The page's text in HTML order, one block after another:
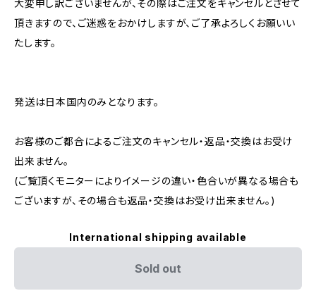
大変申し訳ございませんが、その際はご注文をキャンセルとさせて
頂きますので、ご迷惑をおかけしますが、ご了承よろしくお願いい
たします。
発送は日本国内のみとなります。
お客様のご都合によるご注文のキャンセル・返品・交換はお受け
出来ません。
(ご覧頂くモニターによりイメージの違い・色合いが異なる場合も
ございますが、その場合も返品・交換はお受け出来ません。)
International shipping available
Sold out